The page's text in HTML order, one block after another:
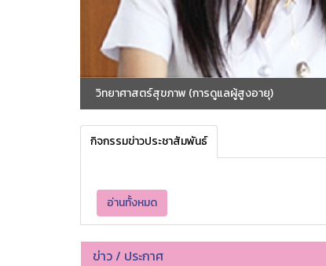
วิทยาศาสตร์สุขภาพ (การดูแลผู้สูงอายุ)
กิจกรรมข่าวประชาสัมพันธ์
อ่านทั้งหมด
ข่าว / ประกาศ